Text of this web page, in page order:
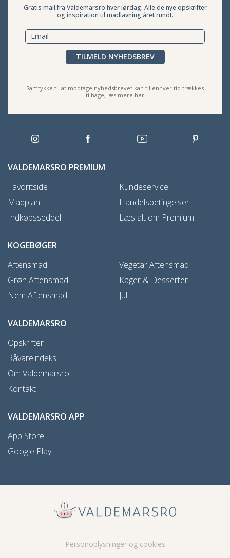
Gratis mail fra Valdemarsro hver lørdag. Alle de nye opskrifter
og inspiration til madlavning året rundt.
TILMELD NYHEDSBREV
Samtykke til at modtage nyhedsbrevet kan til enhver tid trækkes
tilbage, læs mere her
VALDEMARSRO PREMIUM
Favoritside
Madplan
Indkøbsseddel
Kundeservice
Handelsbetingelser
Læs alt om Premium
KOGEBØGER
Aftensmad
Grøn Aftensmad
Nem Aftensmad
Vegetar Aftensmad
Kager & Desserter
Jul
VALDEMARSRO
Opskrifter
Råvareindeks
Om Valdemarsro
Kontakt
VALDEMARSRO APP
App Store
Google Play
Personoplysninger og cookies